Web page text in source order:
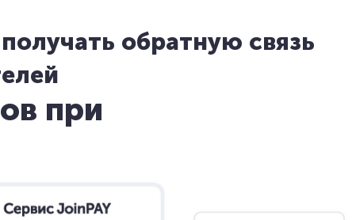
обратную связь
при